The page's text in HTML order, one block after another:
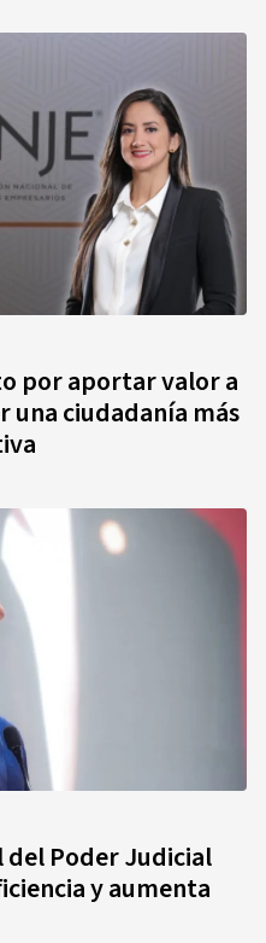
por aportar valor a
una ciudadanía más
Poder Judicial
y aumenta